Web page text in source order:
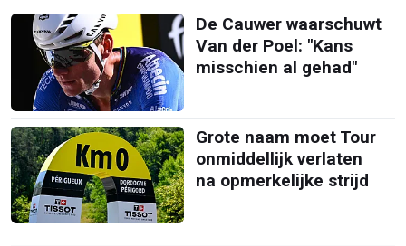
De Cauwer waarschuwt
Van der Poel: "Kans
misschien al gehad"
Grote naam moet Tour
onmiddellijk verlaten
na opmerkelijke strijd